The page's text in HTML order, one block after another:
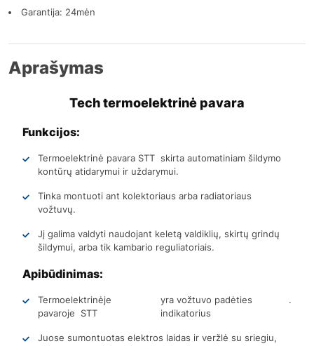
Garantija: 24mėn
Aprašymas
Tech termoelektrinė pavara
Funkcijos:
Termoelektrinė pavara STT skirta automatiniam šildymo
kontūrų atidarymui ir uždarymui.
Tinka montuoti ant kolektoriaus arba radiatoriaus
vožtuvų.
Jį galima valdyti naudojant keletą valdiklių, skirtų grindų
šildymui, arba tik kambario reguliatoriais.
Apibūdinimas:
Termoelektrinėje
pavaroje STT
yra vožtuvo padėties
indikatorius
.
Juose sumontuotas elektros laidas ir veržlė su sriegiu,